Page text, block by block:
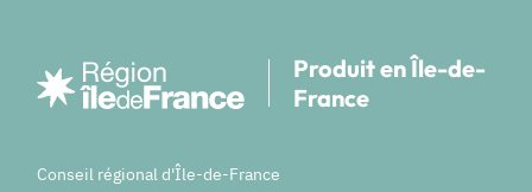
Produit en Île-de-
France
Conseil régional d'Île-de-France